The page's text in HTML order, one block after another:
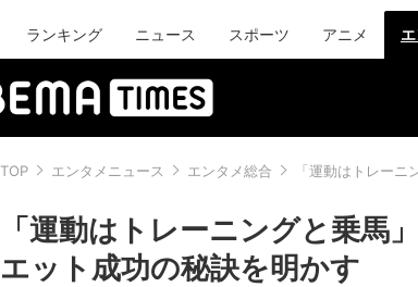
ランキング ニュース スポーツ アニメ
TOP エンタメニュース エンタメ総合 「運動はトレーニ
「運動はトレーニングと乗馬
エット成功の秘訣を明かす